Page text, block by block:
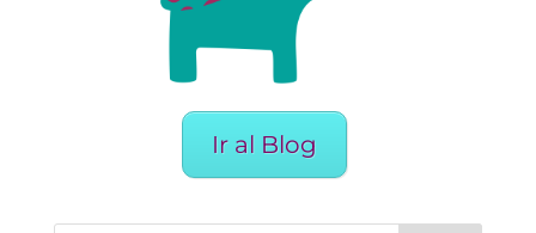
Ir al Blog